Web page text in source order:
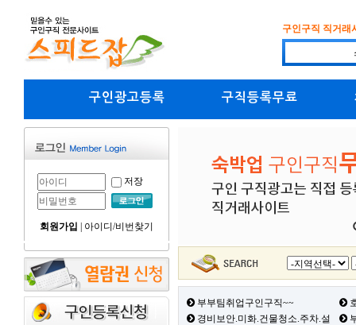
구인구직 직거래
구인광고등록 구직등록무료
저장
회원가입 아이디/비번찾기
부부팀취업구인구직~~
경비보안.미화.건물청소.주차.설